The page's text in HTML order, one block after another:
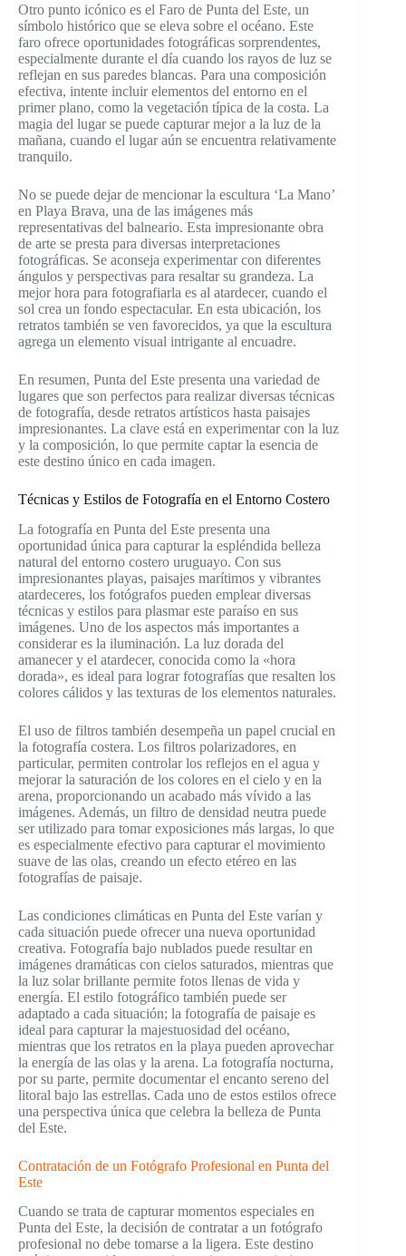
Otro punto icónico es el Faro de Punta del Este, un
símbolo histórico que se eleva sobre el océano. Este
faro ofrece oportunidades fotográficas sorprendentes,
especialmente durante el día cuando los rayos de luz se
reflejan en sus paredes blancas. Para una composición
efectiva, intente incluir elementos del entorno en el
primer plano, como la vegetación típica de la costa. La
magia del lugar se puede capturar mejor a la luz de la
mañana, cuando el lugar aún se encuentra relativamente
tranquilo.
No se puede dejar de mencionar la escultura ‘La Mano’
en Playa Brava, una de las imágenes más
representativas del balneario. Esta impresionante obra
de arte se presta para diversas interpretaciones
fotográficas. Se aconseja experimentar con diferentes
ángulos y perspectivas para resaltar su grandeza. La
mejor hora para fotografiarla es al atardecer, cuando el
sol crea un fondo espectacular. En esta ubicación, los
retratos también se ven favorecidos, ya que la escultura
agrega un elemento visual intrigante al encuadre.
En resumen, Punta del Este presenta una variedad de
lugares que son perfectos para realizar diversas técnicas
de fotografía, desde retratos artísticos hasta paisajes
impresionantes. La clave está en experimentar con la luz
y la composición, lo que permite captar la esencia de
este destino único en cada imagen.
Técnicas y Estilos de Fotografía en el Entorno Costero
La fotografía en Punta del Este presenta una
oportunidad única para capturar la espléndida belleza
natural del entorno costero uruguayo. Con sus
impresionantes playas, paisajes marítimos y vibrantes
atardeceres, los fotógrafos pueden emplear diversas
técnicas y estilos para plasmar este paraíso en sus
imágenes. Uno de los aspectos más importantes a
considerar es la iluminación. La luz dorada del
amanecer y el atardecer, conocida como la «hora
dorada», es ideal para lograr fotografías que resalten los
colores cálidos y las texturas de los elementos naturales.
El uso de filtros también desempeña un papel crucial en
la fotografía costera. Los filtros polarizadores, en
particular, permiten controlar los reflejos en el agua y
mejorar la saturación de los colores en el cielo y en la
arena, proporcionando un acabado más vívido a las
imágenes. Además, un filtro de densidad neutra puede
ser utilizado para tomar exposiciones más largas, lo que
es especialmente efectivo para capturar el movimiento
suave de las olas, creando un efecto etéreo en las
fotografías de paisaje.
Las condiciones climáticas en Punta del Este varían y
cada situación puede ofrecer una nueva oportunidad
creativa. Fotografía bajo nublados puede resultar en
imágenes dramáticas con cielos saturados, mientras que
la luz solar brillante permite fotos llenas de vida y
energía. El estilo fotográfico también puede ser
adaptado a cada situación; la fotografía de paisaje es
ideal para capturar la majestuosidad del océano,
mientras que los retratos en la playa pueden aprovechar
la energía de las olas y la arena. La fotografía nocturna,
por su parte, permite documentar el encanto sereno del
litoral bajo las estrellas. Cada uno de estos estilos ofrece
una perspectiva única que celebra la belleza de Punta
del Este.
Contratación de un Fotógrafo Profesional en Punta del
Este
Cuando se trata de capturar momentos especiales en
Punta del Este, la decisión de contratar a un fotógrafo
profesional no debe tomarse a la ligera. Este destino